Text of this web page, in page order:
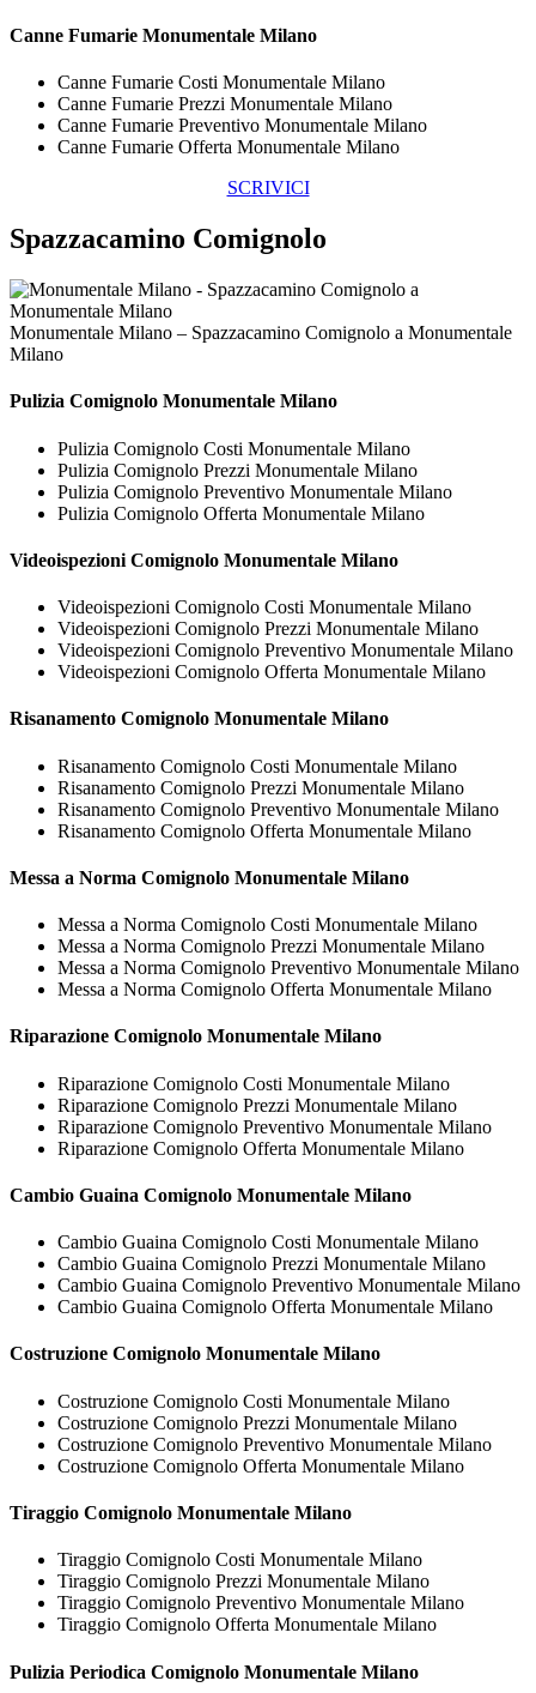
Canne Fumarie Monumentale Milano
Canne Fumarie Costi Monumentale Milano
Canne Fumarie Prezzi Monumentale Milano
Canne Fumarie Preventivo Monumentale Milano
Canne Fumarie Offerta Monumentale Milano
SCRIVICI
Spazzacamino Comignolo
Monumentale Milano – Spazzacamino Comignolo a Monumentale
Milano
Pulizia Comignolo Monumentale Milano
Pulizia Comignolo Costi Monumentale Milano
Pulizia Comignolo Prezzi Monumentale Milano
Pulizia Comignolo Preventivo Monumentale Milano
Pulizia Comignolo Offerta Monumentale Milano
Videoispezioni Comignolo Monumentale Milano
Videoispezioni Comignolo Costi Monumentale Milano
Videoispezioni Comignolo Prezzi Monumentale Milano
Videoispezioni Comignolo Preventivo Monumentale Milano
Videoispezioni Comignolo Offerta Monumentale Milano
Risanamento Comignolo Monumentale Milano
Risanamento Comignolo Costi Monumentale Milano
Risanamento Comignolo Prezzi Monumentale Milano
Risanamento Comignolo Preventivo Monumentale Milano
Risanamento Comignolo Offerta Monumentale Milano
Messa a Norma Comignolo Monumentale Milano
Messa a Norma Comignolo Costi Monumentale Milano
Messa a Norma Comignolo Prezzi Monumentale Milano
Messa a Norma Comignolo Preventivo Monumentale Milano
Messa a Norma Comignolo Offerta Monumentale Milano
Riparazione Comignolo Monumentale Milano
Riparazione Comignolo Costi Monumentale Milano
Riparazione Comignolo Prezzi Monumentale Milano
Riparazione Comignolo Preventivo Monumentale Milano
Riparazione Comignolo Offerta Monumentale Milano
Cambio Guaina Comignolo Monumentale Milano
Cambio Guaina Comignolo Costi Monumentale Milano
Cambio Guaina Comignolo Prezzi Monumentale Milano
Cambio Guaina Comignolo Preventivo Monumentale Milano
Cambio Guaina Comignolo Offerta Monumentale Milano
Costruzione Comignolo Monumentale Milano
Costruzione Comignolo Costi Monumentale Milano
Costruzione Comignolo Prezzi Monumentale Milano
Costruzione Comignolo Preventivo Monumentale Milano
Costruzione Comignolo Offerta Monumentale Milano
Tiraggio Comignolo Monumentale Milano
Tiraggio Comignolo Costi Monumentale Milano
Tiraggio Comignolo Prezzi Monumentale Milano
Tiraggio Comignolo Preventivo Monumentale Milano
Tiraggio Comignolo Offerta Monumentale Milano
Pulizia Periodica Comignolo Monumentale Milano